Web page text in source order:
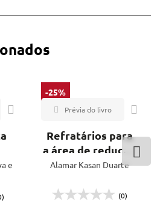
e
-25%
Refratários para
a área de redução
na siderurgia -
Alamar Kasan Duarte
(0)